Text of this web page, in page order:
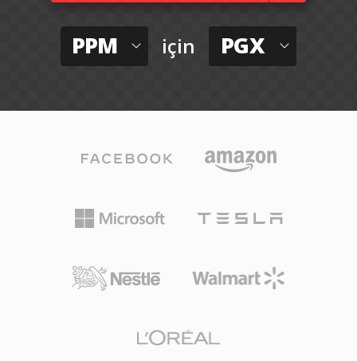
PPM için PGX